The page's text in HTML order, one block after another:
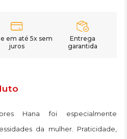
em até 5x sem
juros
Entrega
garantida
Hana foi especialmente
da mulher. Praticidade,